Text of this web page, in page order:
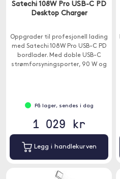
Satechi 108W Pro USB-C PD
Desktop Charger
Oppgrader til profesjonell lading
med Satechi 108W Pro USB-C PD
bordlader. Med doble USB-C
strømforsyningsporter, 90 W og
På lager, sendes i dag
1 029 kr
Legg i handlekurven